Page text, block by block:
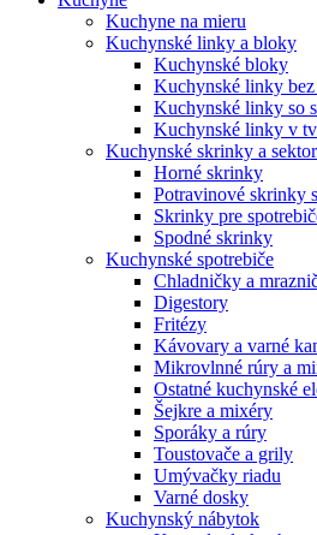
Kuchyne na mieru
Kuchynské linky a bloky
Kuchynské bloky
Kuchynské linky
Kuchynské linky so
Kuchynské linky v
Kuchynské skrinky a
Horné skrinky
Potravinové skrinky
Skrinky pre
Spodné skrinky
Kuchynské spotrebiče
Chladničky a
Digestory
Fritézy
Kávovary a varné
Mikrovlnné rúry a
Ostatné kuchynské
Šejkre a mixéry
Sporáky a rúry
Toustovače a grily
Umývačky riadu
Varné dosky
Kuchynský nábytok